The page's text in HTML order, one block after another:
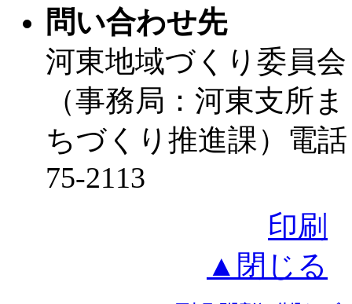
問い合わせ先
河東地域づくり委員会
（事務局：河東支所ま
ちづくり推進課）電話
75-2113
印刷
▲閉じる